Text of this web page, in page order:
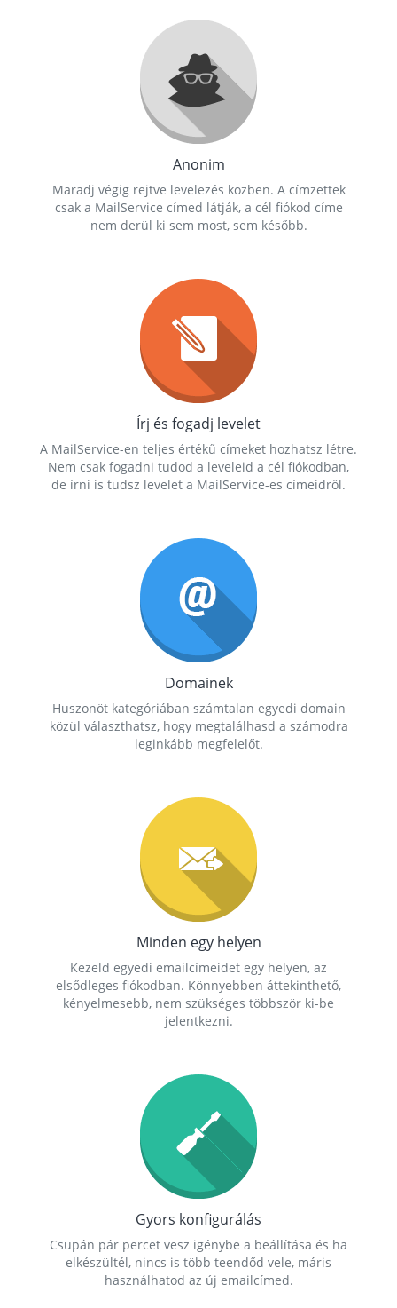
Anonim
Maradj végig rejtve levelezés közben. A címzettek
csak a MailService címed látják, a cél fiókod címe
nem derül ki sem most, sem később.
Írj és fogadj levelet
A MailService-en teljes értékű címeket hozhatsz létre.
Nem csak fogadni tudod a leveleid a cél fiókodban,
de írni is tudsz levelet a MailService-es címeidről.
Domainek
Huszonöt kategóriában számtalan egyedi domain
közül választhatsz, hogy megtalálhasd a számodra
leginkább megfelelőt.
Minden egy helyen
Kezeld egyedi emailcímeidet egy helyen, az
elsődleges fiókodban. Könnyebben áttekinthető,
kényelmesebb, nem szükséges többször ki-be
jelentkezni.
Gyors konfigurálás
Csupán pár percet vesz igénybe a beállítása és ha
elkészültél, nincs is több teendőd vele, máris
használhatod az új emailcímed.